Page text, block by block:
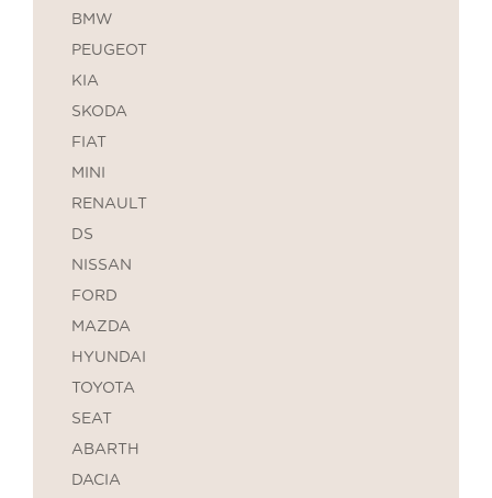
BMW
PEUGEOT
KIA
SKODA
FIAT
MINI
RENAULT
DS
NISSAN
FORD
MAZDA
HYUNDAI
TOYOTA
SEAT
ABARTH
DACIA